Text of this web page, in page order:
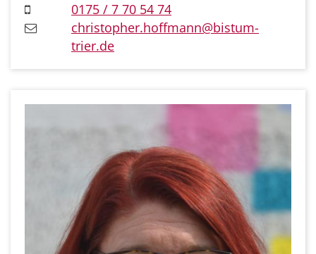
0175 / 7 70 54 74
christopher.hoffmann@bistum-
trier.de